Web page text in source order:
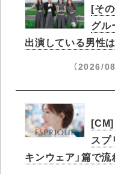
[そ
グル
出演している男性
（2026/
スプ
キンウェア」篇で流